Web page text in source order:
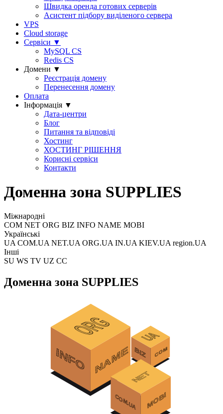
Швидка оренда готових серверів
Асистент підбору виділеного сервера
VPS
Cloud storage
Сервіси ▼
MySQL CS
Redis CS
Домени ▼
Реєстрація домену
Перенесення домену
Оплата
Інформація ▼
Дата-центри
Блог
Питання та відповіді
Хостинг
ХОСТИНГ РІШЕННЯ
Корисні сервіси
Контакти
Доменна зона SUPPLIES
Міжнародні
COM NET ORG BIZ INFO NAME MOBI
Українські
UA COM.UA NET.UA ORG.UA IN.UA KIEV.UA region.UA
Інші
SU WS TV UZ CC
Доменна зона SUPPLIES